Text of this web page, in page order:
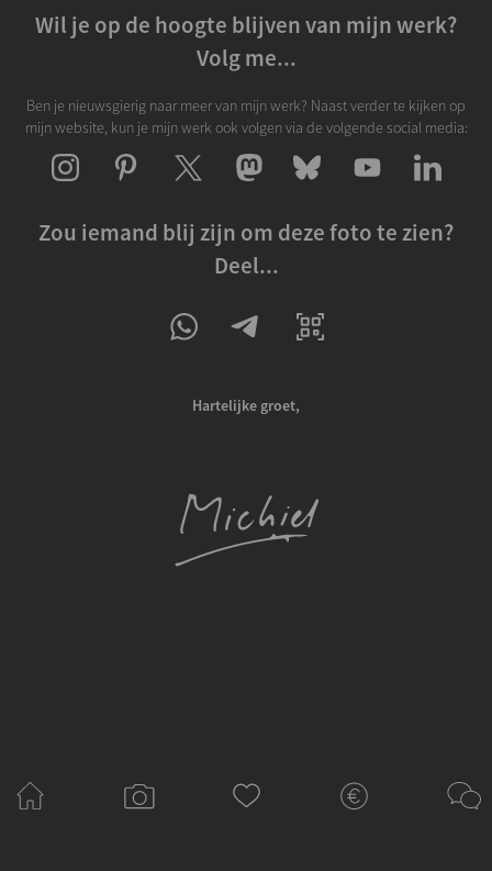
Wil je op de hoogte blijven van mijn werk?
Volg me...
Ben je nieuwsgierig naar meer van mijn werk? Naast verder te kijken op
mijn website, kun je mijn werk ook volgen via de volgende social media:
Zou iemand blij zijn om deze foto te zien?
Deel...
Hartelijke groet,
Forever Images|
privacyverklaring